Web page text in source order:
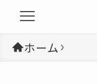
ホーム